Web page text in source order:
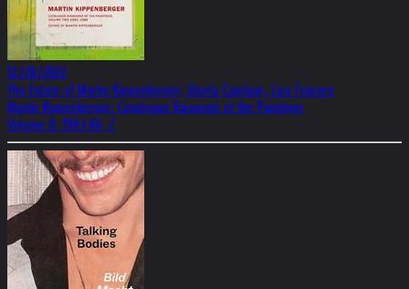
12/28/2022
The Estate of Martin Kippenberger, Gisela Capitain, Lisa Franzen
Martin Kippenberger: Catalogue Raisonné of the Paintings
Volume II: 1983-86: 2